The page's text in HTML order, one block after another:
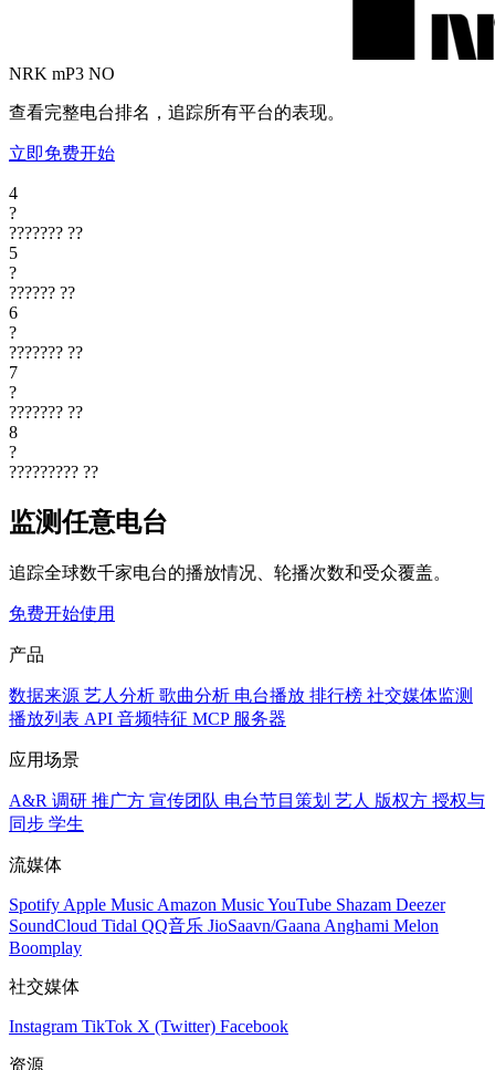
NRK mP3 NO
查看完整电台排名，追踪所有平台的表现。
立即免费开始
4
?
??????? ??
5
?
?????? ??
6
?
??????? ??
7
?
??????? ??
8
?
????????? ??
监测任意电台
追踪全球数千家电台的播放情况、轮播次数和受众覆盖。
免费开始使用
产品
数据来源 艺人分析 歌曲分析 电台播放 排行榜 社交媒体监测
播放列表 API 音频特征 MCP 服务器
应用场景
A&R 调研 推广方 宣传团队 电台节目策划 艺人 版权方 授权与
同步 学生
流媒体
Spotify Apple Music Amazon MusicYouTube Shazam Deezer
SoundCloud Tidal QQ音乐 JioSaavn/Gaana Anghami Melon
Boomplay
社交媒体
Instagram TikTok X (Twitter) Facebook
资源